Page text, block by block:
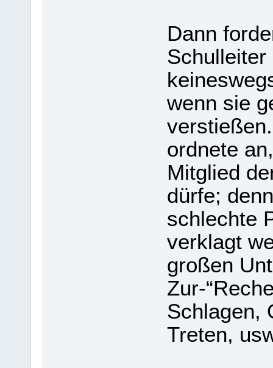
Dann
Schulleiter
wenn sie
ordnete
Mitglied
dürfe;
schlechte
verklagt
großen
Zur-
Schlagen,
Treten,